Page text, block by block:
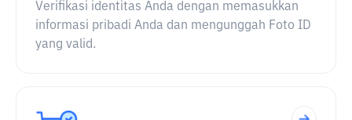
Verifikasi identitas Anda dengan memasukkan
informasi pribadi Anda dan mengunggah Foto ID
yang valid.